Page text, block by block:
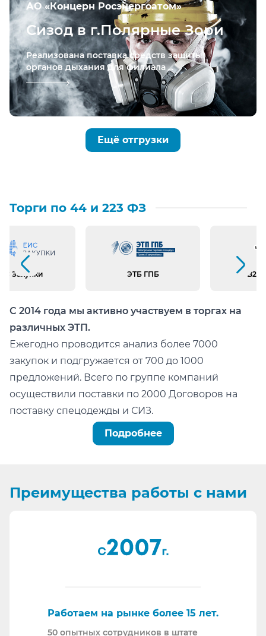
АО «Концерн Росэнергоатом»
Сизод в г.Полярные Зори
Реализована поставка средств защиты
органов дыхания для филиала ...
Ещё отгрузки
Торги по 44 и 223 ФЗ
Закупки ЭТБ ГПБ B2B
Предыдущий слайд
Следующий слайд
С 2014 года мы активно участвуем в торгах на
различных ЭТП.
Ежегодно проводится анализ более 7000
закупок и подгружается от 700 до 1000
предложений. Всего по группе компаний
осуществили поставки по 2000 Договоров на
поставку спецодежды и СИЗ.
Можно легко проверить тот факт, что мы:
не состоим в реестре недобросовестных
факту невыполнения обязательств.
отдела комплектации:
Работаем как по 223-ФЗ так и по 44-ФЗ.
Специализируемся на корпоративных закупках.
Подробнее
Преимущества работы с нами
Работаем на рынке более 15 лет.
50 опытных сотрудников в штате